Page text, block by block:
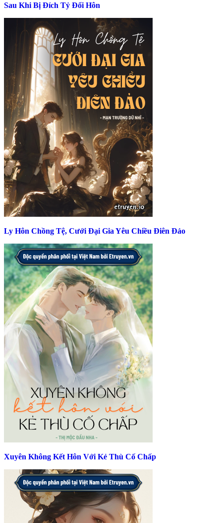
Sau Khi Bị Đích Tỷ Đổi Hôn
Ly Hôn Chồng Tệ, Cưới Đại Gia Yêu Chiều Điên Đảo
Xuyên Không Kết Hôn Với Kẻ Thù Cố Chấp